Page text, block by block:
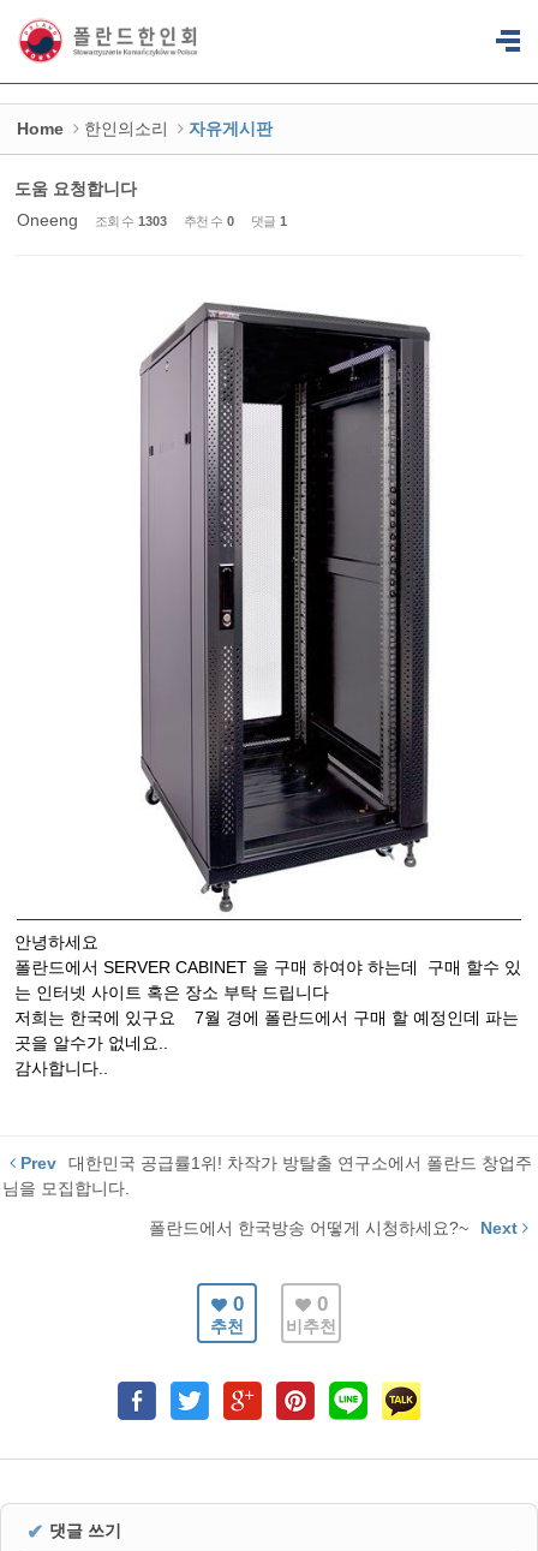
Home 한인의소리 자유게시판
도움 요청합니다
Oneeng
조회 수 1303 추천 수 0 댓글 1
안녕하세요
폴란드에서 SERVER CABINET 을 구매 하여야 하는데 구매 할수 있
는 인터넷 사이트 혹은 장소 부탁 드립니다
저희는 한국에 있구요 7월 경에 폴란드에서 구매 할 예정인데 파는
곳을 알수가 없네요..
감사합니다..
Prev
대한민국 공급률1위! 차작가 방탈출 연구소에서 폴란드 창업주
님을 모집합니다.
폴란드에서 한국방송 어떻게 시청하세요?~ Next
0
추천
0
비추천
✔ 댓글 쓰기